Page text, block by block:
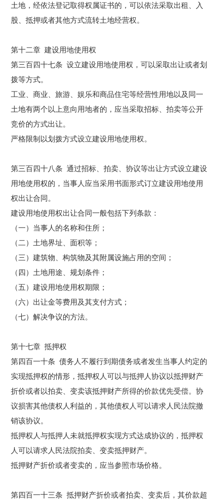
土地，经依法登记取得权属证书的，可以依法采取出租、入
股、抵押或者其他方式流转土地经营权。
第十二章 建设用地使用权
第三百四十七条 设立建设用地使用权，可以采取出让或者划
拨等方式。
工业、商业、旅游、娱乐和商品住宅等经营性用地以及同一
土地有两个以上意向用地者的，应当采取招标、 拍卖等公开
竞价的方式出让。
严格限制以划拨方式设立建设用地使用权。
第三百四十八条 通过招标、 拍卖、协议等出让方式设立建设
用地使用权的，当事人应当采用书面形式订立建设用地使用
权出让合同。
建设用地使用权出让合同一般包括下列条款：
（一）当事人的名称和住所；
（二）土地界址、面积等；
（三）建筑物、构筑物及其附属设施占用的空间；
（四）土地用途、规划条件；
（五）建设用地使用权期限；
（六）出让金等费用及其支付方式；
（七）解决争议的方法。
第十七章 抵押权
第四百一十条 债务人不履行到期债务或者发生当事人约定的
实现抵押权的情形，抵押权人可以与抵押人协议以抵押财产
折价或者以拍卖、变卖该抵押财产所得的价款优先受偿。协
议损害其他债权人利益的，其他债权人可以请求人民法院撤
销该协议。
抵押权人与抵押人未就抵押权实现方式达成协议的，抵押权
人可以请求人民法院拍卖、变卖抵押财产。
抵押财产折价或者变卖的，应当参照市场价格。
第四百一十三条 抵押财产折价或者拍卖、变卖后，其价款超